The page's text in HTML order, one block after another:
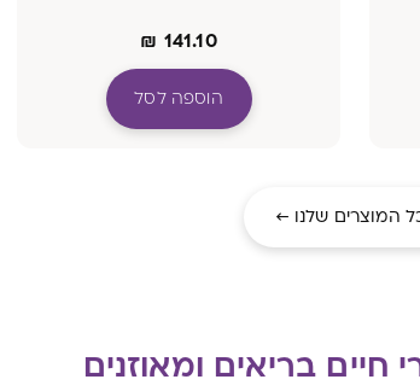
₪ 141.10
הוספה לסל
המוצרים שלנו ←
בריאים ומאוזנים